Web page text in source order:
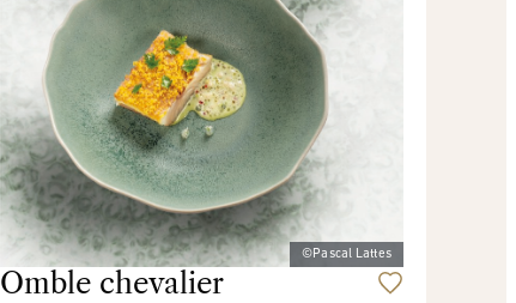
©Pascal Lattes
Omble chevalier